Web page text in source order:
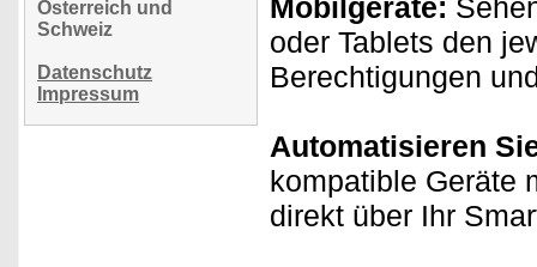
Österreich und
Schweiz
Datenschutz
Impressum
Mobilgeräte:
oder Tablets den
Berechtigungen
Automatisieren
kompatible Geräte
direkt über Ihr